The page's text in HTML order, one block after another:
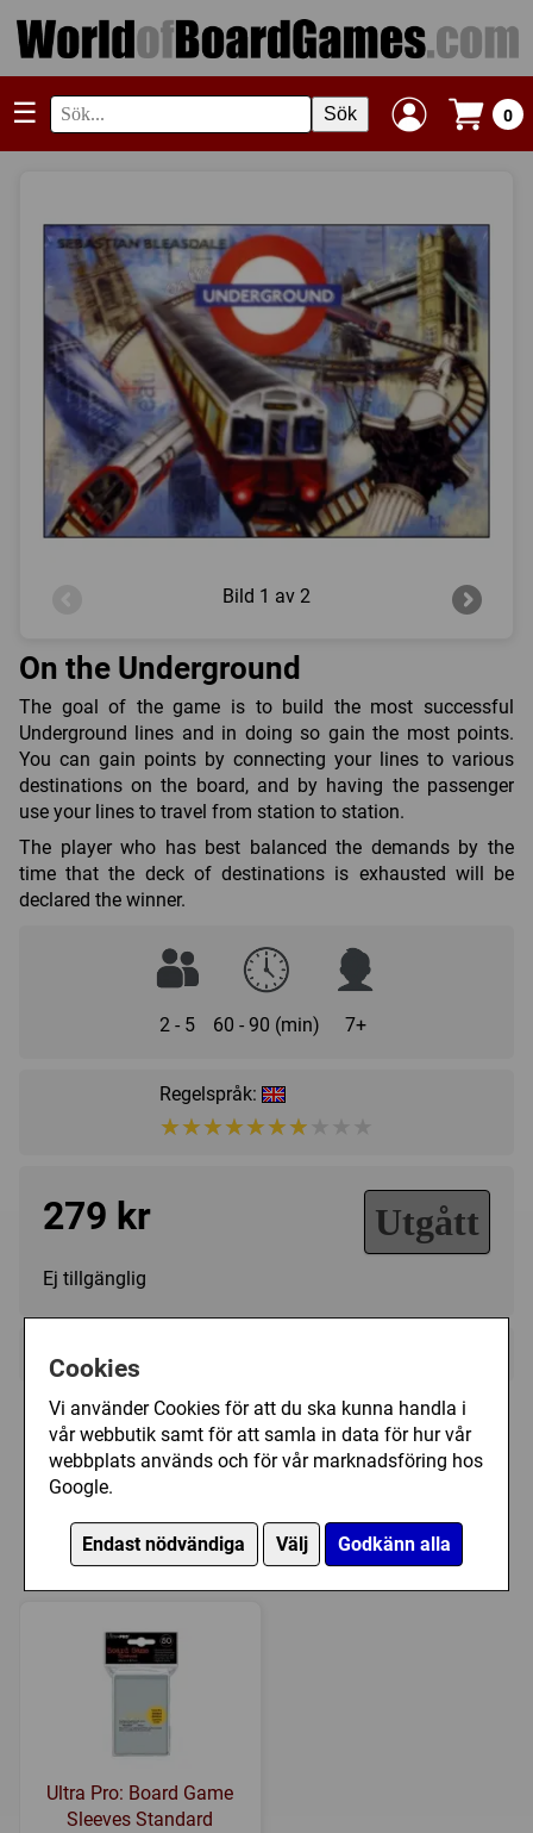
Cookies
Vi använder Cookies för att du ska kunna handla i
vår webbutik samt för att samla in data för hur vår
webbplats används och för vår marknadsföring hos
Google.
Endast nödvändiga Välj Godkänn alla
☰ Sök 0
Bild 1 av 2
On the Underground
The goal of the game is to build the most successful
Underground lines and in doing so gain the most points.
You can gain points by connecting your lines to various
destinations on the board, and by having the passenger
use your lines to travel from station to station.
The player who has best balanced the demands by the
time that the deck of destinations is exhausted will be
declared the winner.
2 - 5 60 - 90 (min) 7+
Regelspråk:
★★★★★★★★★★
★★★★★★★★★★
279 kr Utgått
Ej tillgänglig
Övrig information
Kategori: Tåg / Järnväg,Transport, Nätverk /
Vägbyggande
Tillverkare:
Länkar: Tillverkarens hemsida,BoardGameGeek
Försälj. rank:12569/18137
Plastfickor till On the Underground
Det är totalt 55 st kort som passar i någon av
dessa plastfickor
Ultra Pro: Board Game
Sleeves Standard